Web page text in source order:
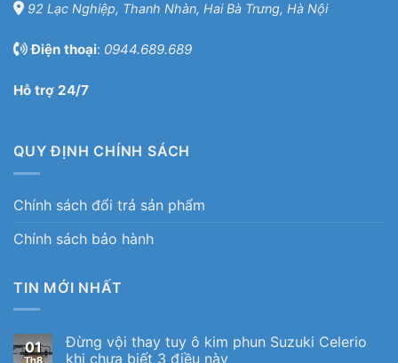
92 Lạc Nghiệp, Thanh Nhàn, Hai Bà Trưng, Hà Nội
Điện thoại: 0944.689.689
Hỗ trợ 24/7
QUY ĐỊNH CHÍNH SÁCH
Chính sách đổi trả sản phẩm
Chính sách bảo hành
TIN MỚI NHẤT
01
Đừng vội thay tuy ô kim phun Suzuki Celerio
khi chưa biết 3 điều này